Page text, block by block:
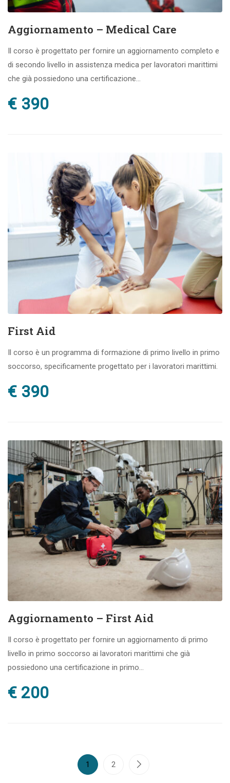
Aggiornamento – Medical Care
Il corso è progettato per fornire un aggiornamento completo e
di secondo livello in assistenza medica per lavoratori marittimi
che già possiedono una certificazione...
€ 390
First Aid
Il corso è un programma di formazione di primo livello in primo
soccorso, specificamente progettato per i lavoratori marittimi.
€ 390
Aggiornamento – First Aid
Il corso è progettato per fornire un aggiornamento di primo
livello in primo soccorso ai lavoratori marittimi che già
possiedono una certificazione in primo...
€ 200
1 2